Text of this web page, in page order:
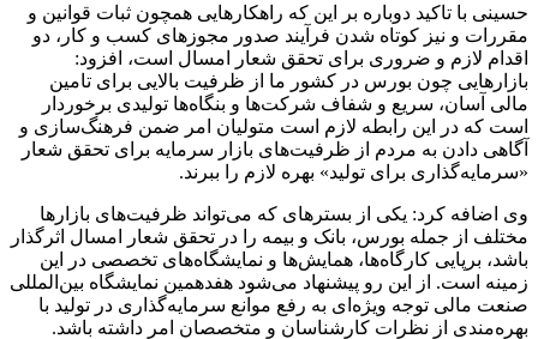
حسینی با تاکید دوباره بر این که راهکارهایی همچون ثبات قوانین و
مقررات و نیز کوتاه ‌شدن فرآیند صدور مجوزهای کسب و کار، دو
اقدام لازم و ضروری برای تحقق شعار امسال است، افزود:
بازارهایی چون بورس در کشور ما از ظرفیت بالایی برای تامین
مالی آسان، سریع و شفاف شرکت‌ها و بنگاه‌ها تولیدی برخوردار
است که در این رابطه لازم است متولیان امر ضمن فرهنگ‌سازی و
آگاهی دادن به مردم از ظرفیت‌های بازار سرمایه برای تحقق شعار
«سرمایه‌گذاری برای تولید» بهره لازم را ببرند.
وی اضافه کرد: یکی از بسترهای که می‌تواند ظرفیت‌های بازارها
مختلف از جمله بورس، بانک و بیمه را در تحقق شعار امسال اثرگذار
باشد، برپایی کارگاه‌ها، همایش‌ها و نمایشگاه‌های تخصصی در این
زمینه است. از این رو پیشنهاد می‌شود هفدهمین نمایشگاه بین‌المللی
صنعت مالی توجه ویژه‌ای به رفع موانع سرمایه‌گذاری در تولید با
بهره‌مندی از نظرات کارشناسان و متخصصان امر داشته باشد.